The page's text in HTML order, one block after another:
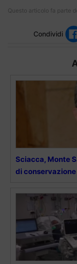
Questo articolo fa parte
Condividi
Sciacca, Monte
di conservazione